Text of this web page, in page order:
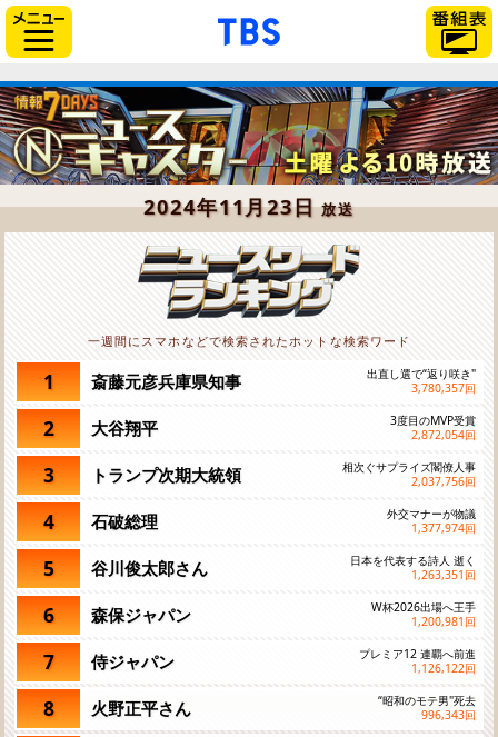
「TBSテレビ」トップペー
2024年11月23日放送
一週間にスマホなどで検索されたホットな検索ワード
1 斎藤元彦兵庫県知事
出直し選で“返り咲き"
3,780,357回
2 大谷翔平
3度目のMVP受賞
2,872,054回
3 トランプ次期大統領
相次ぐサプライズ閣僚人事
2,037,756回
4 石破総理
外交マナーが物議
1,377,974回
5 谷川俊太郎さん
日本を代表する詩人 逝く
1,263,351 回
6 森保ジャパン
W杯2026出場へ王手
1,200,981 回
7 侍ジャパン
プレミア12 連覇へ前進
1,126,122回
8 火野正平さん
“昭和のモテ男"死去
996,343回